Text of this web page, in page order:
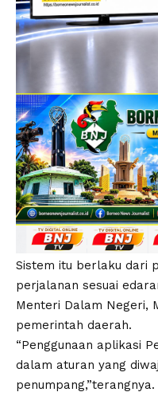
Sistem itu berlaku dari
perjalanan sesuai
Menteri Dalam Negeri,
pemerintah daerah.
“Penggunaan aplikasi
dalam aturan yang
penumpang,”terangnya.